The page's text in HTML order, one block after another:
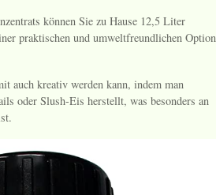
können Sie zu Hause 12,5 Liter
praktischen und umweltfreundlichen Option
auch kreativ werden kann, indem man
oder Slush-Eis herstellt, was besonders an